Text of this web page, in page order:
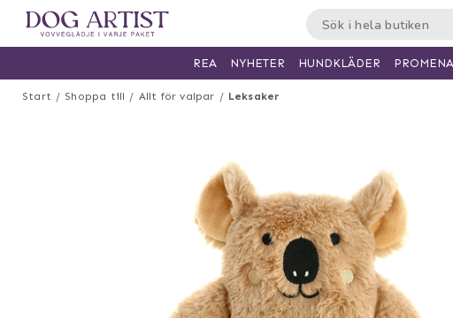
Start Shoppa till Allt för valpar Leksaker
REA NYHETER HUNDKLÄDER